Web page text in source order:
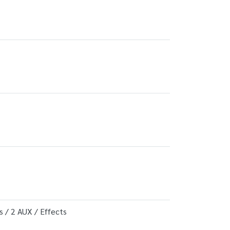
/ 2 AUX / Effects